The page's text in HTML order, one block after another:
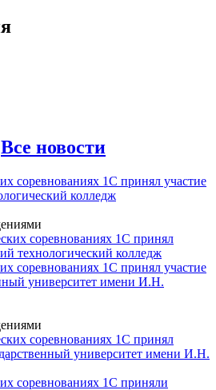
Все новости
соревнованиях 1С принял участие
колледж
соревнованиях 1С принял участие
университет имени И.Н.
соревнованиях 1С приняли